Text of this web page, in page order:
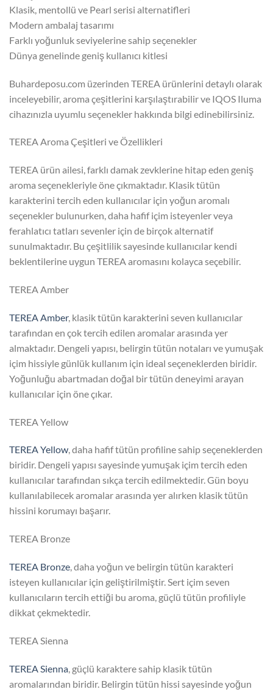
Klasik, mentollü ve Pearl serisi alternatifleri
Modern ambalaj tasarımı
Farklı yoğunluk seviyelerine sahip seçenekler
Dünya genelinde geniş kullanıcı kitlesi
Buhardeposu.com üzerinden TEREA ürünlerini detaylı olarak
inceleyebilir, aroma çeşitlerini karşılaştırabilir ve IQOS Iluma
cihazınızla uyumlu seçenekler hakkında bilgi edinebilirsiniz.
TEREA Aroma Çeşitleri ve Özellikleri
TEREA ürün ailesi, farklı damak zevklerine hitap eden geniş
aroma seçenekleriyle öne çıkmaktadır. Klasik tütün
karakterini tercih eden kullanıcılar için yoğun aromalı
seçenekler bulunurken, daha hafif içim isteyenler veya
ferahlatıcı tatları sevenler için de birçok alternatif
sunulmaktadır. Bu çeşitlilik sayesinde kullanıcılar kendi
beklentilerine uygun TEREA aromasını kolayca seçebilir.
TEREA Amber
TEREA Amber, klasik tütün karakterini seven kullanıcılar
tarafından en çok tercih edilen aromalar arasında yer
almaktadır. Dengeli yapısı, belirgin tütün notaları ve yumuşak
içim hissiyle günlük kullanım için ideal seçeneklerden biridir.
Yoğunluğu abartmadan doğal bir tütün deneyimi arayan
kullanıcılar için öne çıkar.
TEREA Yellow
TEREA Yellow, daha hafif tütün profiline sahip seçeneklerden
biridir. Dengeli yapısı sayesinde yumuşak içim tercih eden
kullanıcılar tarafından sıkça tercih edilmektedir. Gün boyu
kullanılabilecek aromalar arasında yer alırken klasik tütün
hissini korumayı başarır.
TEREA Bronze
TEREA Bronze, daha yoğun ve belirgin tütün karakteri
isteyen kullanıcılar için geliştirilmiştir. Sert içim seven
kullanıcıların tercih ettiği bu aroma, güçlü tütün profiliyle
dikkat çekmektedir.
TEREA Sienna
TEREA Sienna , güçlü karaktere sahip klasik tütün
aromalarından biridir. Belirgin tütün hissi sayesinde yoğun